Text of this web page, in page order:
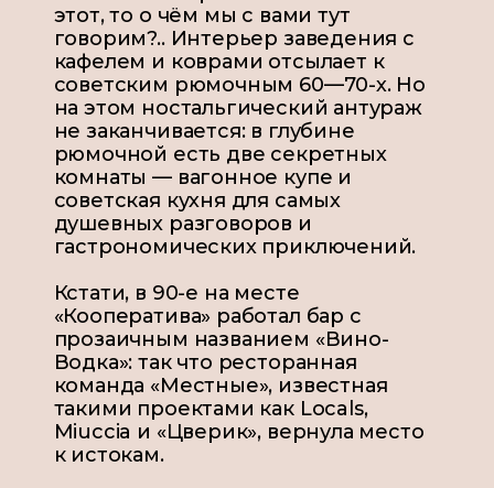
этот, то о чём мы с вами тут
говорим?.. Интерьер заведения с
кафелем и коврами отсылает к
советским рюмочным 60—70-х. Но
на этом ностальгический антураж
не заканчивается: в глубине
рюмочной есть две секретных
комнаты — вагонное купе и
советская кухня для самых
душевных разговоров и
гастрономических приключений.
Кстати, в 90-е на месте
«Кооператива» работал бар с
прозаичным названием «Вино-
Водка»: так что ресторанная
команда «Местные», известная
такими проектами как Locals,
Miuccia и «Цверик», вернула место
к истокам.